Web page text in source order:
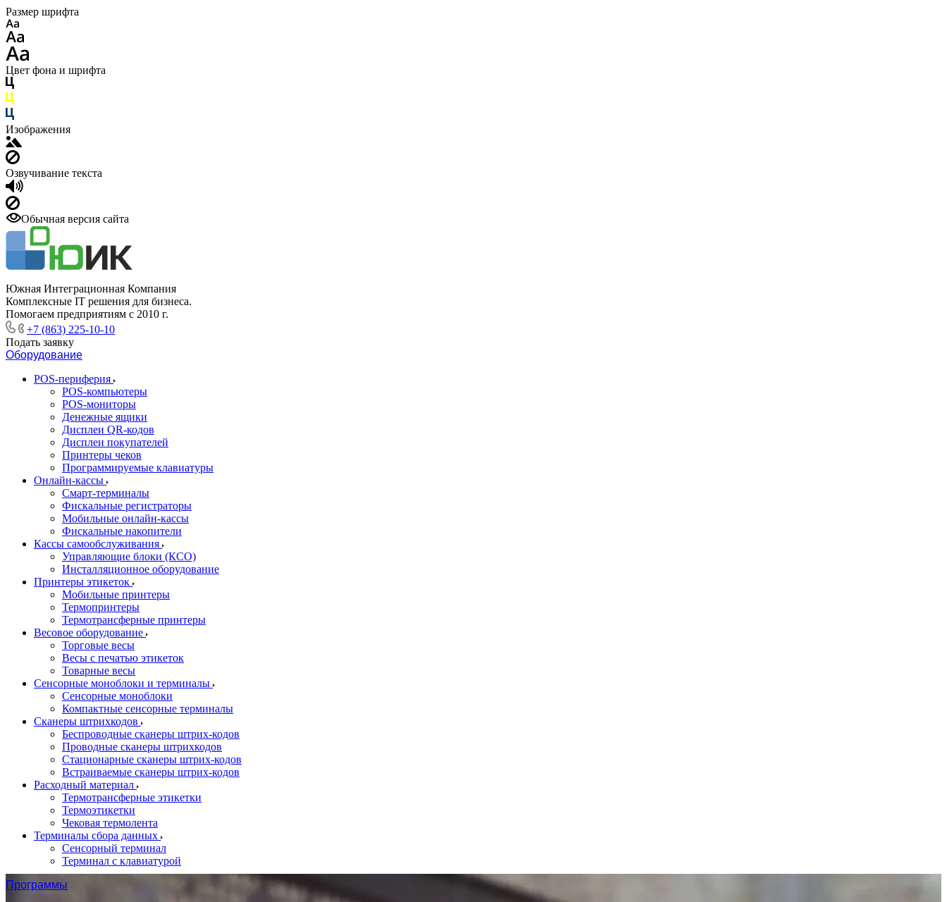
Размер шрифта
Цвет фона и шрифта
Изображения
Озвучивание текста
Обычная версия сайта
Южная Интеграционная Компания
Комплексные IT решения для бизнеса.
Помогаем предприятиям с 2010 г.
+7 (863) 225-10-10
Подать заявку
Оборудование
POS-периферия
POS-компьютеры
POS-мониторы
Денежные ящики
Дисплеи QR-кодов
Дисплеи покупателей
Принтеры чеков
Программируемые клавиатуры
Онлайн-кассы
Смарт-терминалы
Фискальные регистраторы
Мобильные онлайн-кассы
Фискальные накопители
Кассы самообслуживания
Управляющие блоки (КСО)
Инсталляционное оборудование
Принтеры этикеток
Мобильные принтеры
Термопринтеры
Термотрансферные принтеры
Весовое оборудование
Торговые весы
Весы с печатью этикеток
Товарные весы
Сенсорные моноблоки и терминалы
Сенсорные моноблоки
Компактные сенсорные терминалы
Сканеры штрихкодов
Беспроводные сканеры штрих-кодов
Проводные сканеры штрихкодов
Стационарные сканеры штрих-кодов
Встраиваемые сканеры штрих-кодов
Расходный материал
Термотрансферные этикетки
Термоэтикетки
Чековая термолента
Терминалы сбора данных
Сенсорный терминал
Терминал с клавиатурой
Программы